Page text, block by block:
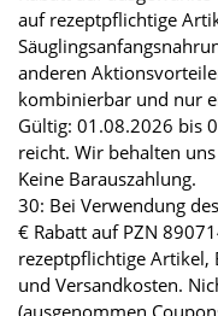
auf rezeptpflichtige
anderen
kombinierbar und nur
Gültig: 01.08.2026 bis
reicht. Wir behalten
Keine Barauszahlung.
30: Bei Verwendung
€ Rabatt auf PZN
rezeptpflichtige Artikel,
und Versandkosten.